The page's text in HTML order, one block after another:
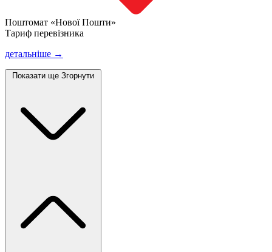
Поштомат «Нової Пошти»
Тариф перевізника
детальніше →
Показати ще Згорнути